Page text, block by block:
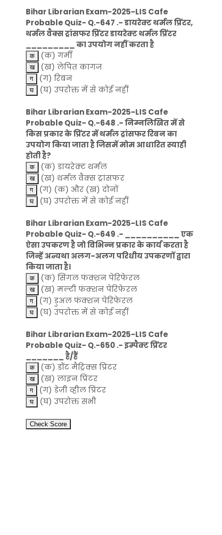
Bihar Librarian Exam-2025-LIS Cafe
Probable Quiz- Q.-647 .- डायरेक्ट थर्मल प्रिंटर,
थर्मल वैक्स ट्रांसफर प्रिंटर डायरेक्ट थर्मल प्रिंटर
_________ का उपयोग नहीं करता है
(क) गर्मी
(ख) लेपित कागज
(ग) रिबन
(घ) उपरोक्त में से कोई नहीं
Bihar Librarian Exam-2025-LIS Cafe
Probable Quiz- Q.-648 .- निम्नलिखित में से
किस प्रकार के प्रिंटर में थर्मल ट्रांसफर रिबन का
उपयोग किया जाता है जिसमें मोम आधारित स्याही
होती है?
(क) डायरेक्ट थर्मल
(ख) थर्मल वैक्स ट्रांसफर
(ग) (क) और (ख) दोनों
(घ) उपरोक्त में से कोई नहीं
Bihar Librarian Exam-2025-LIS Cafe
Probable Quiz- Q.-649 .- __________ एक
ऐसा उपकरण है जो विभिन्न प्रकार के कार्य करता है
जिन्हें अन्यथा अलग-अलग परिधीय उपकरणों द्वारा
किया जाता है।
(क) सिंगल फंक्शन पेरिफेरल
(ख) मल्टी फंक्शन पेरिफेरल
(ग) डुअल फंक्शन पेरिफेरल
(घ) उपरोक्त में से कोई नहीं
Bihar Librarian Exam-2025-LIS Cafe
Probable Quiz- Q.-650 .- इम्पैक्ट प्रिंटर
_______ है/हैं
(क) डॉट मैट्रिक्स प्रिंटर
(ख) लाइन प्रिंटर
(ग) डेज़ी व्हील प्रिंटर
(घ) उपरोक्त सभी